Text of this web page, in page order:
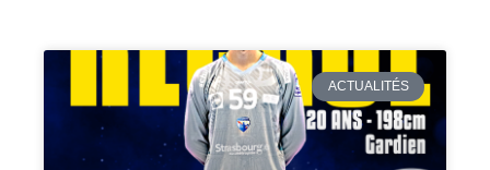
ACTUALITÉS